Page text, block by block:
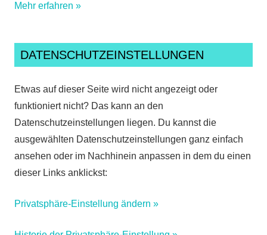
Mehr erfahren »
DATENSCHUTZEINSTELLUNGEN
Etwas auf dieser Seite wird nicht angezeigt oder
funktioniert nicht? Das kann an den
Datenschutzeinstellungen liegen. Du kannst die
ausgewählten Datenschutzeinstellungen ganz einfach
ansehen oder im Nachhinein anpassen in dem du einen
dieser Links anklickst:
Privatsphäre-Einstellung ändern »